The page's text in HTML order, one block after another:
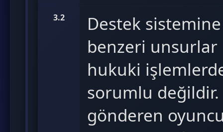
3.2
Destek
benzeri unsurlar
hukuki
sorumlu
gönderen